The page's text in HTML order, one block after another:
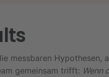
messbaren
gemeinsam trifft: Wenn